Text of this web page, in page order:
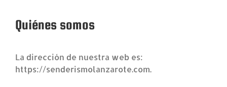
Quiénes somos
La dirección de nuestra web es:
https://senderismolanzarote.com.